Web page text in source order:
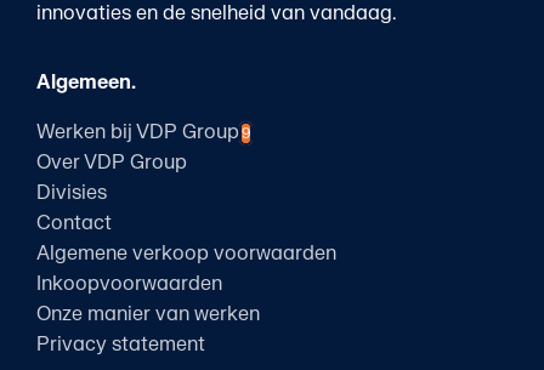
innovaties en de snelheid van vandaag.
Algemeen.
Werken bij VDP Group9
Over VDP Group
Divisies
Contact
Algemene verkoop voorwaarden
Inkoopvoorwaarden
Onze manier van werken
Privacy statement